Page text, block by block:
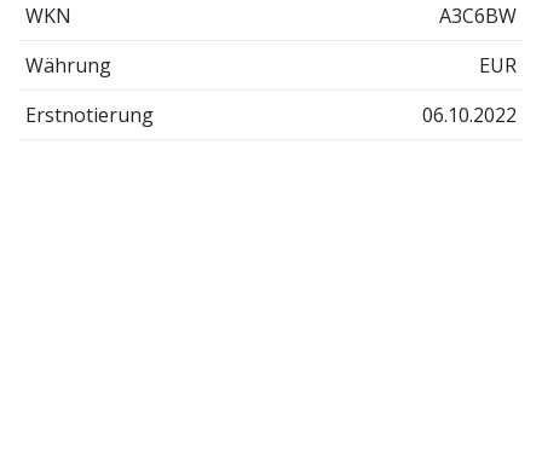
WKN
A3C6BW
Währung
EUR
Erstnotierung
06.10.2022